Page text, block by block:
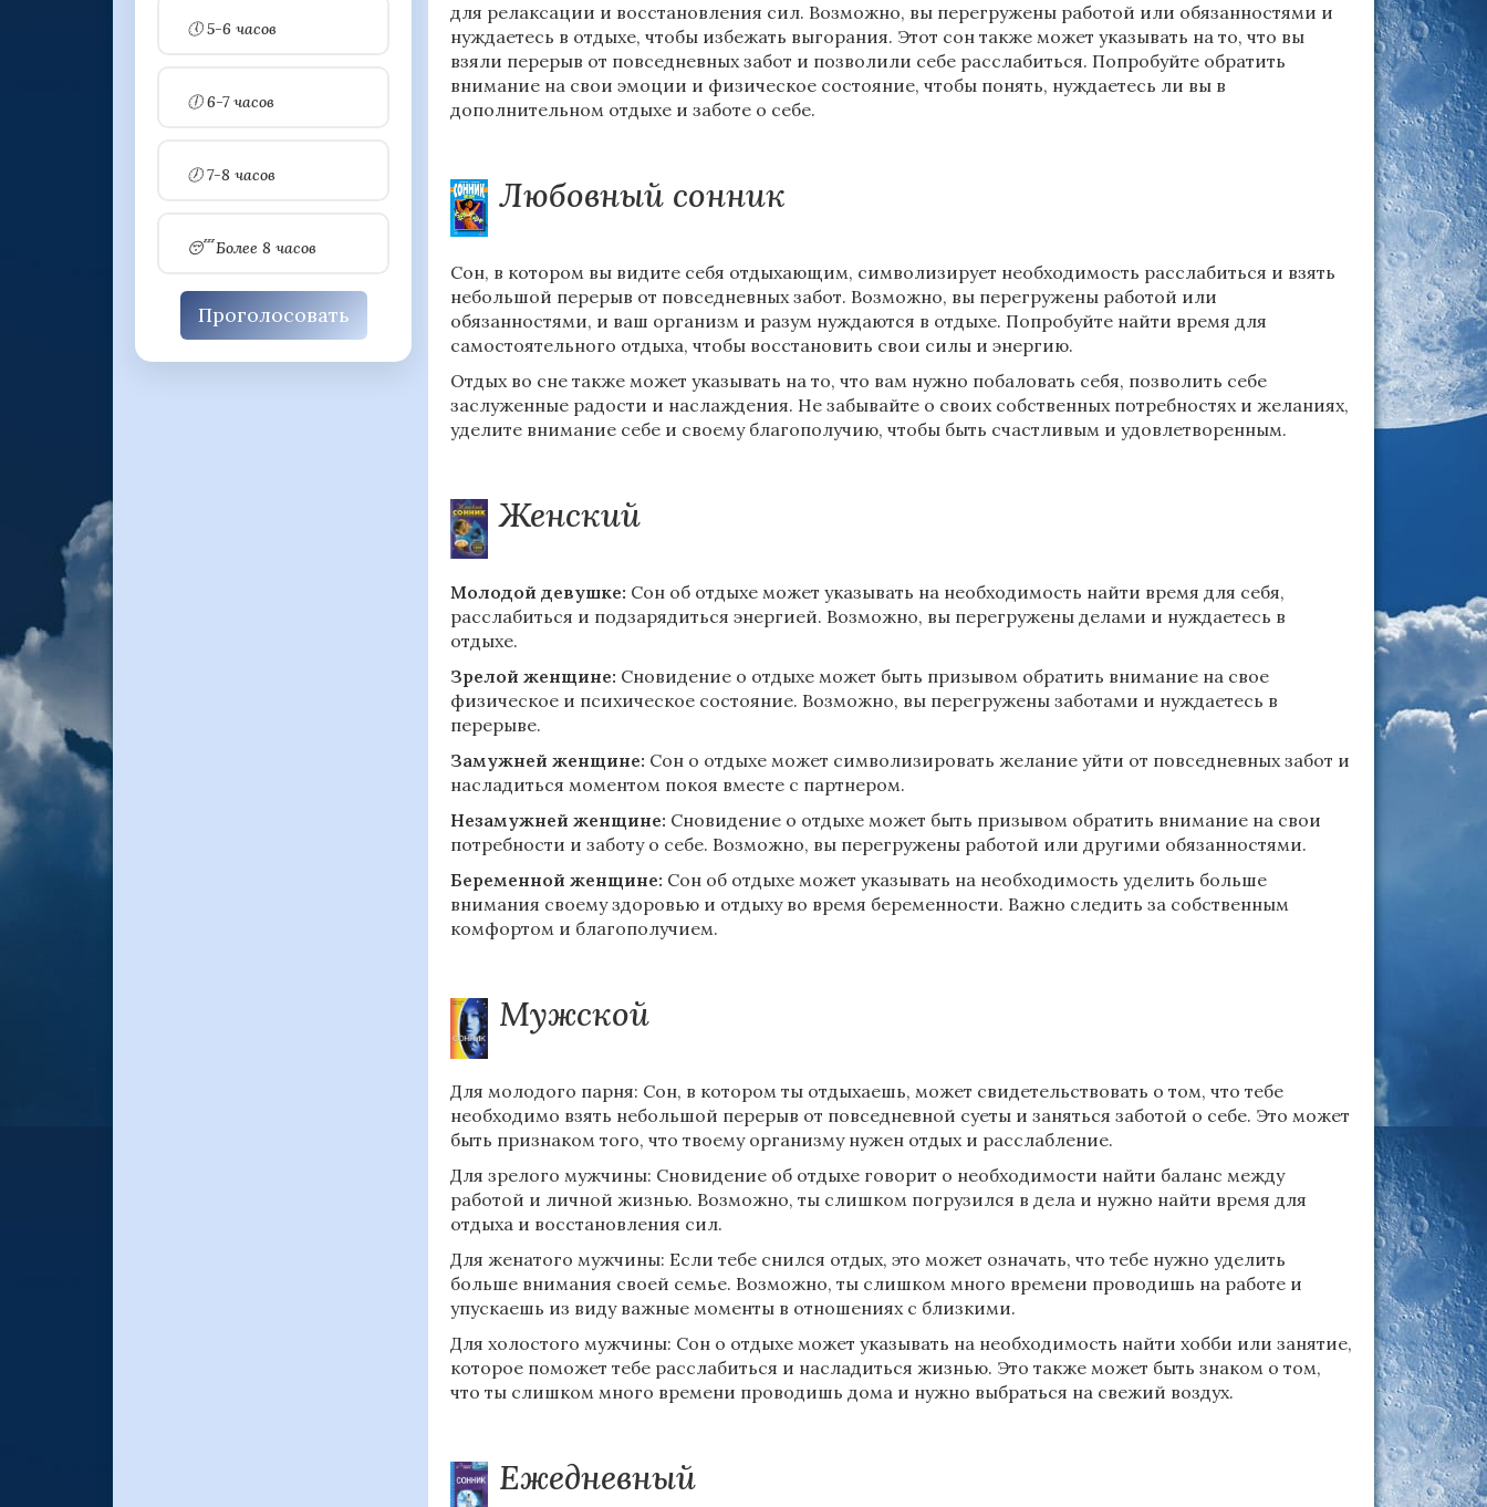
🕔 5-6 часов
🕕 6-7 часов
🕖 7-8 часов
😴 Более 8 часов
Проголосовать
для релаксации и восстановления сил. Возможно, вы перегружены работой или обязанностями и
нуждаетесь в отдыхе, чтобы избежать выгорания. Этот сон также может указывать на то, что вы
взяли перерыв от повседневных забот и позволили себе расслабиться. Попробуйте обратить
внимание на свои эмоции и физическое состояние, чтобы понять, нуждаетесь ли вы в
дополнительном отдыхе и заботе о себе.
Любовный сонник
Сон, в котором вы видите себя отдыхающим, символизирует необходимость расслабиться и взять
небольшой перерыв от повседневных забот. Возможно, вы перегружены работой или
обязанностями, и ваш организм и разум нуждаются в отдыхе. Попробуйте найти время для
самостоятельного отдыха, чтобы восстановить свои силы и энергию.
Отдых во сне также может указывать на то, что вам нужно побаловать себя, позволить себе
заслуженные радости и наслаждения. Не забывайте о своих собственных потребностях и желаниях,
уделите внимание себе и своему благополучию, чтобы быть счастливым и удовлетворенным.
Женский
Молодой девушке: Сон об отдыхе может указывать на необходимость найти время для себя,
расслабиться и подзарядиться энергией. Возможно, вы перегружены делами и нуждаетесь в
отдыхе.
Зрелой женщине: Сновидение о отдыхе может быть призывом обратить внимание на свое
физическое и психическое состояние. Возможно, вы перегружены заботами и нуждаетесь в
перерыве.
Замужней женщине: Сон о отдыхе может символизировать желание уйти от повседневных забот и
насладиться моментом покоя вместе с партнером.
Незамужней женщине: Сновидение о отдыхе может быть призывом обратить внимание на свои
потребности и заботу о себе. Возможно, вы перегружены работой или другими обязанностями.
Беременной женщине: Сон об отдыхе может указывать на необходимость уделить больше
внимания своему здоровью и отдыху во время беременности. Важно следить за собственным
комфортом и благополучием.
Мужской
Для молодого парня: Сон, в котором ты отдыхаешь, может свидетельствовать о том, что тебе
необходимо взять небольшой перерыв от повседневной суеты и заняться заботой о себе. Это может
быть признаком того, что твоему организму нужен отдых и расслабление.
Для зрелого мужчины: Сновидение об отдыхе говорит о необходимости найти баланс между
работой и личной жизнью. Возможно, ты слишком погрузился в дела и нужно найти время для
отдыха и восстановления сил.
Для женатого мужчины: Если тебе снился отдых, это может означать, что тебе нужно уделить
больше внимания своей семье. Возможно, ты слишком много времени проводишь на работе и
упускаешь из виду важные моменты в отношениях с близкими.
Для холостого мужчины: Сон о отдыхе может указывать на необходимость найти хобби или занятие,
которое поможет тебе расслабиться и насладиться жизнью. Это также может быть знаком о том,
что ты слишком много времени проводишь дома и нужно выбраться на свежий воздух.
Ежедневный